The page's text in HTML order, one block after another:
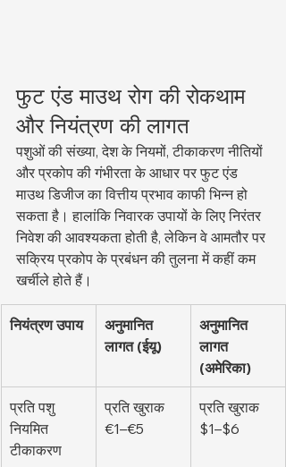
फुट एंड माउथ रोग की रोकथाम
और नियंत्रण की लागत
पशुओं की संख्या, देश के नियमों, टीकाकरण नीतियों
और प्रकोप की गंभीरता के आधार पर फुट एंड
माउथ डिजीज का वित्तीय प्रभाव काफी भिन्न हो
सकता है। हालांकि निवारक उपायों के लिए निरंतर
निवेश की आवश्यकता होती है, लेकिन वे आमतौर पर
सक्रिय प्रकोप के प्रबंधन की तुलना में कहीं कम
खर्चीले होते हैं।
नियंत्रण उपाय
अनुमानित
लागत (ईयू)
अनुमानित
लागत
(अमेरिका)
प्रति पशु
नियमित
टीकाकरण
प्रति खुराक
€1–€5
प्रति खुराक
$1–$6